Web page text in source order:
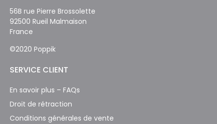
56B rue Pierre Brossolette
92500 Rueil Malmaison
France
©2020 Poppik
SERVICE CLIENT
En savoir plus – FAQs
Droit de rétraction
Conditions générales de vente